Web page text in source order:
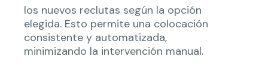
los nuevos reclutas según la opción
elegida. Esto permite una colocación
consistente y automatizada,
minimizando la intervención manual.